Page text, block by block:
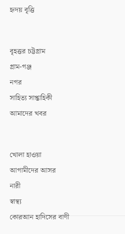
হৃদয় বৃত্তি
বৃহত্তর চট্টগ্রাম
গ্রাম-গঞ্জ
নগর
সাহিত্য সাপ্তাহিকী
আমাদের খবর
খোলা হাওয়া
আগামীদের আসর
নারী
স্বাস্থ্য
কোরআন হাদিসের বাণী